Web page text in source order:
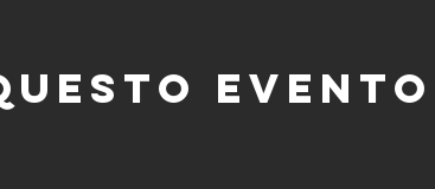
evento